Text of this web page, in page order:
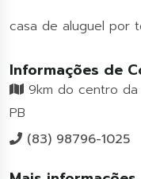
casa de aluguel por
Informações de
9km do centro da
PB
(83) 98796-1025